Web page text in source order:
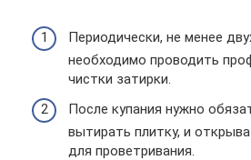
Периодически, не менее
необходимо проводить
чистки затирки.
После купания нужно
вытирать плитку, и
для проветривания.